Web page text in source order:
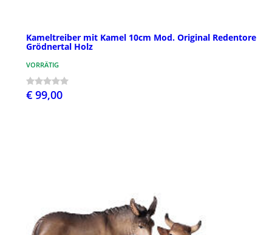
Kameltreiber mit Kamel 10cm Mod. Original Redentore
Grödnertal Holz
VORRÄTIG
€ 99,00